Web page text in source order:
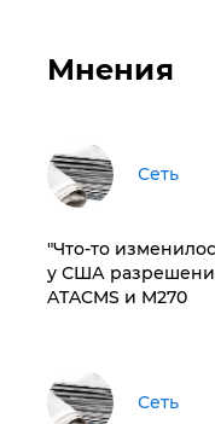
Мнения
Сеть
​"Что-то
у США
ATACMS и M270
Сеть